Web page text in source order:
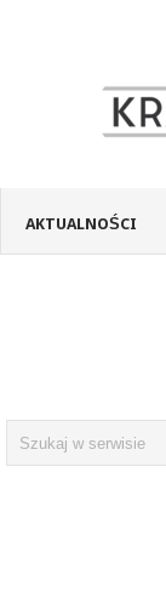
AKTUALNOŚCI